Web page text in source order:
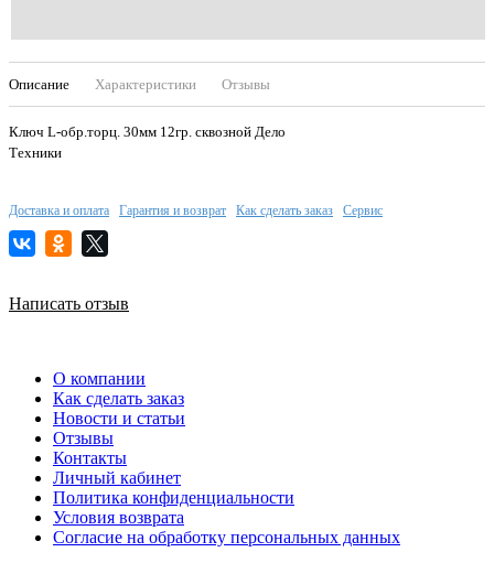
Описание Характеристики Отзывы
Ключ L-обр.торц. 30мм 12гр. сквозной Дело
Техники
Доставка и оплата Гарантия и возврат Как сделать заказ Сервис
Написать отзыв
О компании
Как сделать заказ
Новости и статьи
Отзывы
Контакты
Личный кабинет
Политика конфиденциальности
Условия возврата
Согласие на обработку персональных данных